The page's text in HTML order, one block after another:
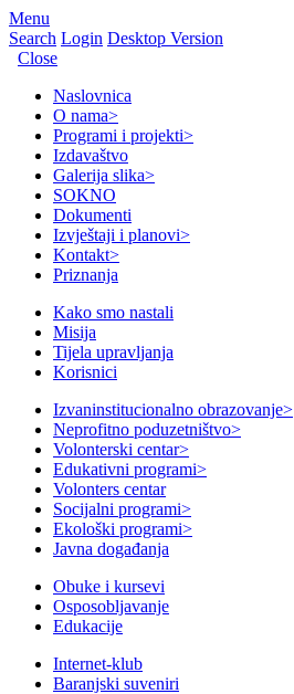
Menu
Search Login Desktop Version
Close
Naslovnica
O nama>
Programi i projekti>
Izdavaštvo
Galerija slika>
SOKNO
Dokumenti
Izvještaji i planovi>
Kontakt>
Priznanja
Kako smo nastali
Misija
Tijela upravljanja
Korisnici
Izvaninstitucionalno obrazovanje>
Neprofitno poduzetništvo>
Volonterski centar>
Edukativni programi>
Volonters centar
Socijalni programi>
Ekološki programi>
Javna događanja
Obuke i kursevi
Osposobljavanje
Edukacije
Internet-klub
Baranjski suveniri